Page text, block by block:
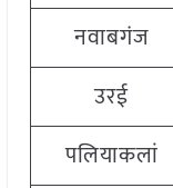
नवाबगंज
उरई
पलियाकलां